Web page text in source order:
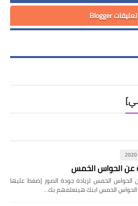
تعليقات Blogger
عن الحواس الخمس
الحواس الخمس لزيادة جودة الصور إضغط عليها
الخمس ابنك هيتعلمهم بك…